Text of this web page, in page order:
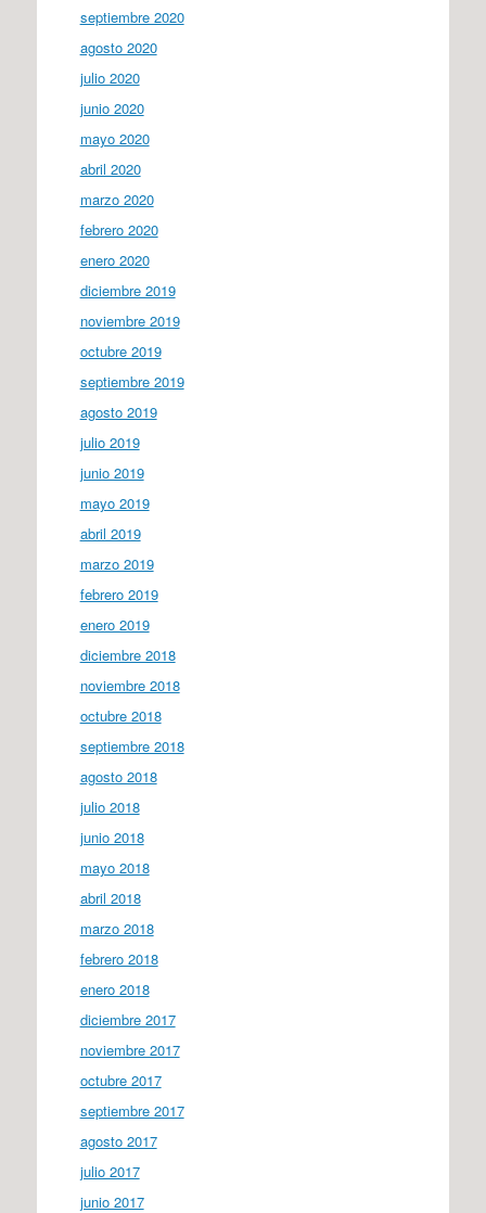
septiembre 2020
agosto 2020
julio 2020
junio 2020
mayo 2020
abril 2020
marzo 2020
febrero 2020
enero 2020
diciembre 2019
noviembre 2019
octubre 2019
septiembre 2019
agosto 2019
julio 2019
junio 2019
mayo 2019
abril 2019
marzo 2019
febrero 2019
enero 2019
diciembre 2018
noviembre 2018
octubre 2018
septiembre 2018
agosto 2018
julio 2018
junio 2018
mayo 2018
abril 2018
marzo 2018
febrero 2018
enero 2018
diciembre 2017
noviembre 2017
octubre 2017
septiembre 2017
agosto 2017
julio 2017
junio 2017